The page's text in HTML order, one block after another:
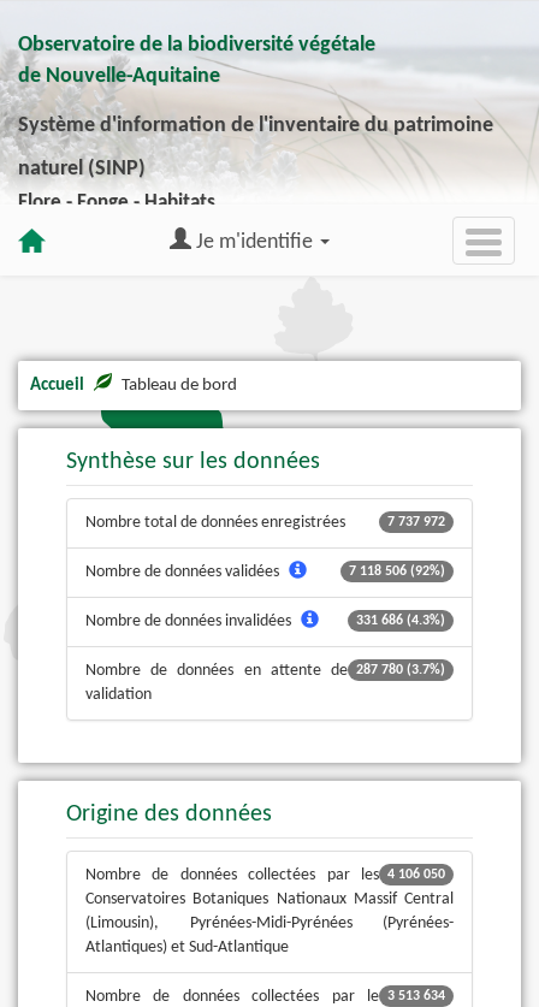
Observatoire de la biodiversité végétale
de Nouvelle-Aquitaine
Système d'information de l'inventaire du patrimoine
naturel (SINP)
Flore - Fonge - Habitats
Je m'identifie
Accueil Tableau de bord
Synthèse sur les données
7 737 972
Nombre total de données enregistrées
7 118 506 (92%)
Nombre de données validées
331 686 (4.3%)
Nombre de données invalidées
287 780 (3.7%)
Nombre de données en attente de
validation
Origine des données
4 106 050
Nombre de données collectées par les
Conservatoires Botaniques Nationaux Massif Central
(Limousin), Pyrénées-Midi-Pyrénées (Pyrénées-
Atlantiques) et Sud-Atlantique
3 513 634
Nombre de données collectées par le